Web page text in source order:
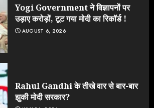
Yogi Government ने विज्ञापनों पर
उड़ाए करोड़ों, टूट गया मोदी का रिकॉर्ड !
AUGUST 6, 2026
Rahul Gandhi के तीखे वार से बार-बार
झुकी मोदी सरकार?